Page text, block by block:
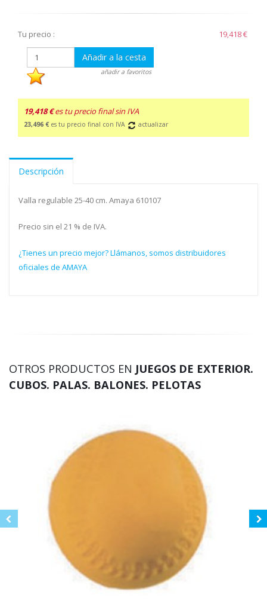
Tu precio : 19,418 €
Añadir a la cesta
añadir a favoritos
19,418 € es tu precio final sin IVA
23,496 € es tu precio final con IVA actualizar
Descripción
Valla regulable 25-40 cm. Amaya 610107
Precio sin el 21 % de IVA.
¿Tienes un precio mejor? Llámanos, somos distribuidores
oficiales de AMAYA
OTROS PRODUCTOS EN JUEGOS DE EXTERIOR.
CUBOS. PALAS. BALONES. PELOTAS